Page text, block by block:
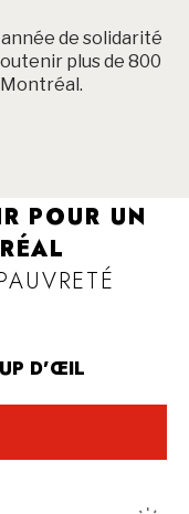
de solidarité
plus de 800
POUR UN
D’ŒIL